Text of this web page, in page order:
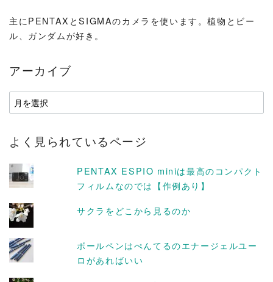
主にPENTAXとSIGMAのカメラを使います。植物とビー
ル、ガンダムが好き。
アーカイブ
ア
ー
イ
よく見られているページ
PENTAX ESPIO miniは最高のコンパクト
フィルムなのでは【作例あり】
サクラをどこから見るのか
ボールペンはぺんてるのエナージェルユー
ロがあればいい